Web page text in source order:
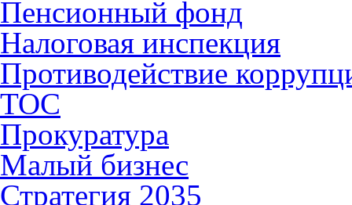
Пенсионный фонд
Налоговая инспекция
Противодействие
ТОС
Прокуратура
Малый бизнес
Стратегия 2035